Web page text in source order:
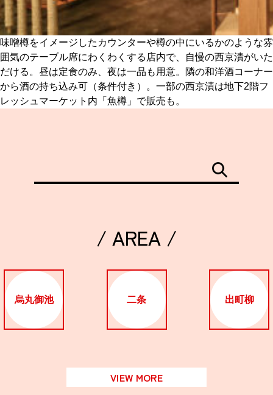
味噌樽をイメージしたカウンターや樽の中にいるかのような雰
囲気のテーブル席にわくわくする店内で、自慢の西京漬がいた
だける。昼は定食のみ、夜は一品も用意。隣の和洋酒コーナー
から酒の持ち込み可（条件付き）。一部の西京漬は地下2階フ
レッシュマーケット内「魚樽」で販売も。
/ AREA /
烏丸御池 二条 出町柳
VIEW MORE